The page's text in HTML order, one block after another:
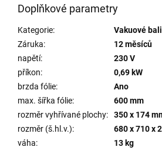
Doplňkové parametry
Kategorie:
Vakuové
Záruka:
12 měsíců
napětí:
230 V
příkon:
0,69 kW
brzda fólie:
Ano
max. šířka fólie:
600 mm
rozměr vyhřívané plochy:
350 x 174
rozměr (š.hl.v.):
680 x 710 x
váha: 13 kg